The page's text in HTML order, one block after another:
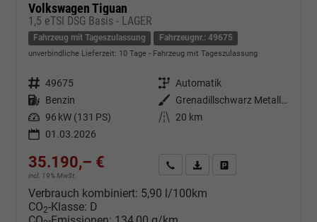
Volkswagen Tiguan
1,5 eTSI DSG Basis - LAGER
Fahrzeug mit Tageszulassung Fahrzeugnr.: 49675
unverbindliche Lieferzeit: 10 Tage Fahrzeug mit Tageszulassung
Fahrzeugnr. 49675 Getriebe Automatik
Kraftstoff Benzin Außenfarbe
Grenadillschwarz Metallic (0E)
Leistung 96 kW (131 PS) Kilometerstand
20 km
01.03.2026
35.190,– €
incl. 19% MwSt.
Kontakt & Angebot anfordern
PDF-Datei, Fahrzeugexposé
Verbrauch kombiniert: 5,90 l/100km
CO2-Klasse: D